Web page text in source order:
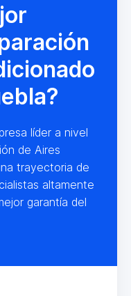
líder a nivel
de Aires
trayectoria de
altamente
garantía del